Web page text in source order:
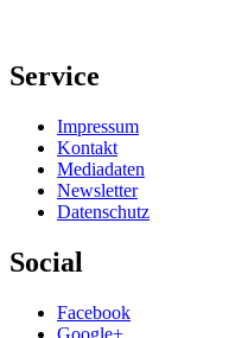
Service
Impressum
Kontakt
Mediadaten
Newsletter
Datenschutz
Social
Facebook
Google+